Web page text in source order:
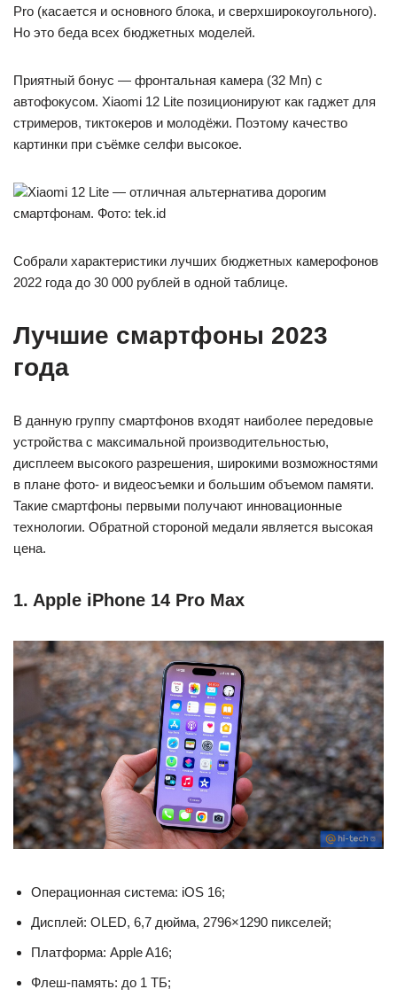
Pro (касается и основного блока, и сверхширокоугольного).
Но это беда всех бюджетных моделей.
Приятный бонус — фронтальная камера (32 Мп) с
автофокусом. Xiaomi 12 Lite позиционируют как гаджет для
стримеров, тиктокеров и молодёжи. Поэтому качество
картинки при съёмке селфи высокое.
Xiaomi 12 Lite — отличная альтернатива дорогим
смартфонам. Фото: tek.id
Собрали характеристики лучших бюджетных камерофонов
2022 года до 30 000 рублей в одной таблице.
Лучшие смартфоны 2023
года
В данную группу смартфонов входят наиболее передовые
устройства с максимальной производительностью,
дисплеем высокого разрешения, широкими возможностями
в плане фото- и видеосъемки и большим объемом памяти.
Такие смартфоны первыми получают инновационные
технологии. Обратной стороной медали является высокая
цена.
1. Apple iPhone 14 Pro Max
Операционная система: iOS 16;
Дисплей: OLED, 6,7 дюйма, 2796×1290 пикселей;
Платформа: Apple A16;
Флеш-память: до 1 ТБ;